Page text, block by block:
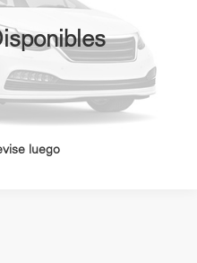
luego
CALL